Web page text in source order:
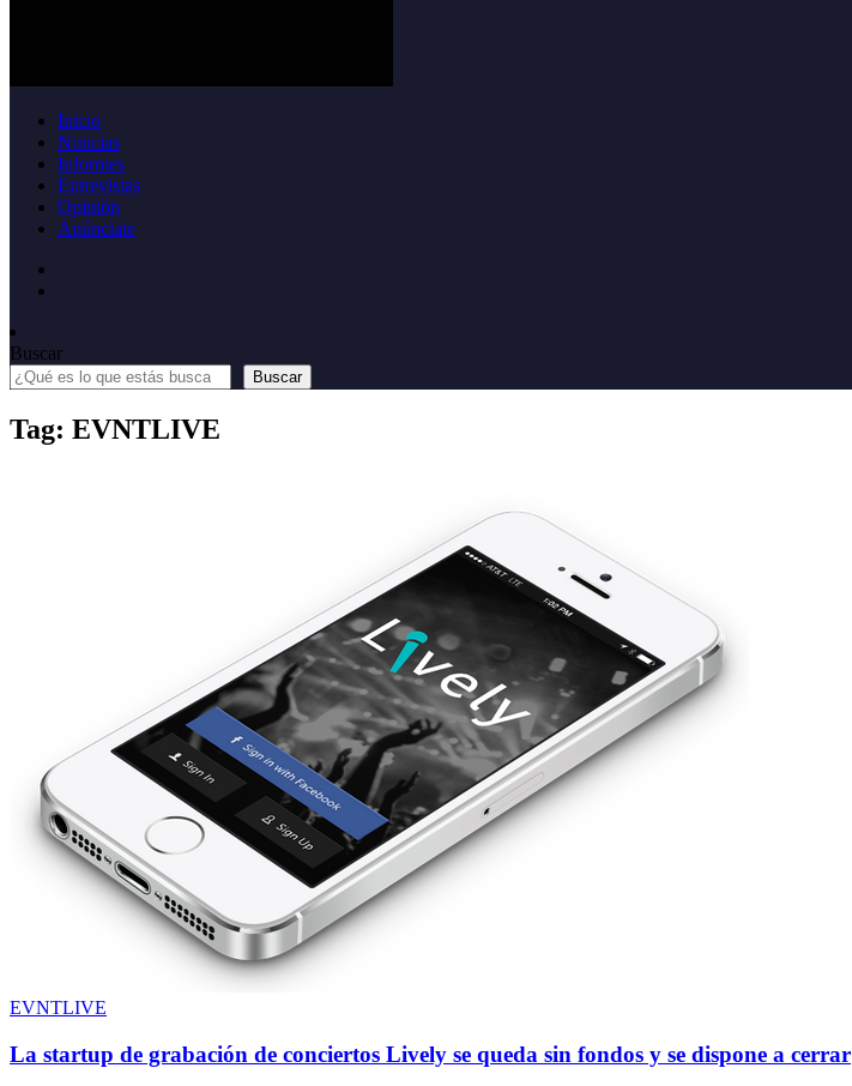
Inicio
Noticias
Informes
Entrevistas
Opinión
Anúnciate
Buscar
Buscar
Tag: EVNTLIVE
EVNTLIVE
La startup de grabación de conciertos Lively se queda sin fondos y se dispone a cerrar